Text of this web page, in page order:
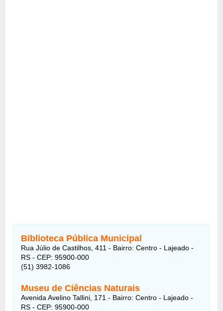
Biblioteca Pública Municipal
Rua Júlio de Castilhos, 411 - Bairro: Centro - Lajeado -
RS - CEP: 95900-000
(51) 3982-1086
Museu de Ciências Naturais
Avenida Avelino Tallini, 171 - Bairro: Centro - Lajeado -
RS - CEP: 95900-000